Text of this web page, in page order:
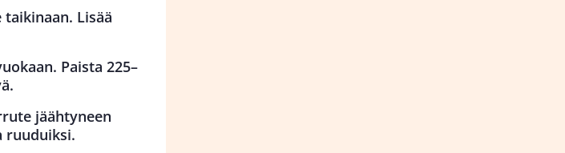
Lisää
Paista 225–
jäähtyneen
ruuduiksi.